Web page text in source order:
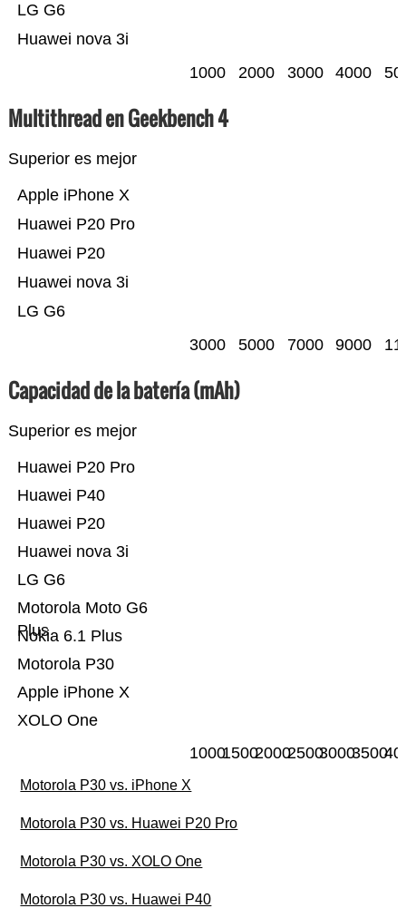
Huawei nova 3i
LG G6
1000 2000 3000 4000
Multithread en Geekbench 4
Superior es mejor
LG G6
Huawei nova 3i
Huawei P20
Huawei P20 Pro
Apple iPhone X
3000 5000 7000 9000
Capacidad de la batería (mAh)
Superior es mejor
XOLO One
Apple iPhone X
Motorola P30
Nokia 6.1 Plus
Motorola Moto G6
Plus
LG G6
Huawei nova 3i
Huawei P20
Huawei P40
Huawei P20 Pro
100015002000250030003500
Motorola P30 vs. iPhone X
Motorola P30 vs. Huawei P20 Pro
Motorola P30 vs. XOLO One
Motorola P30 vs. Huawei P40